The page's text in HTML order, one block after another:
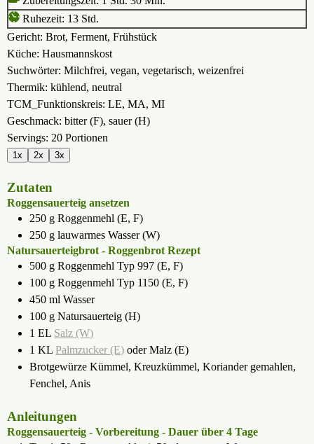
Ruhezeit: 13Stunden
Std.
Gericht:Brot, Ferment, Frühstück
Küche:Hausmannskost
Suchwörter:Milchfrei, vegan, vegetarisch, weizenfrei
Thermik:kühlend, neutral
TCM_Funktionskreis:LE, MA, MI
Geschmack:bitter (F), sauer (H)
Servings: 20 Portionen
1x 2x 3x
Zutaten
Roggensauerteig ansetzen
250 g Roggenmehl (E, F)
250 g lauwarmes Wasser (W)
Natursauerteigbrot - Roggenbrot Rezept
500 g Roggenmehl Typ 997 (E, F)
100 g Roggenmehl Typ 1150 (E, F)
450 ml Wasser
100 g Natursauerteig (H)
1 EL Salz (W)
1 KL Palmzucker (E) oder Malz (E)
Brotgewürze Kümmel, Kreuzkümmel, Koriander gemahlen,
Fenchel, Anis
Anleitungen
Roggensauerteig - Vorbereitung - Dauer über 4 Tage